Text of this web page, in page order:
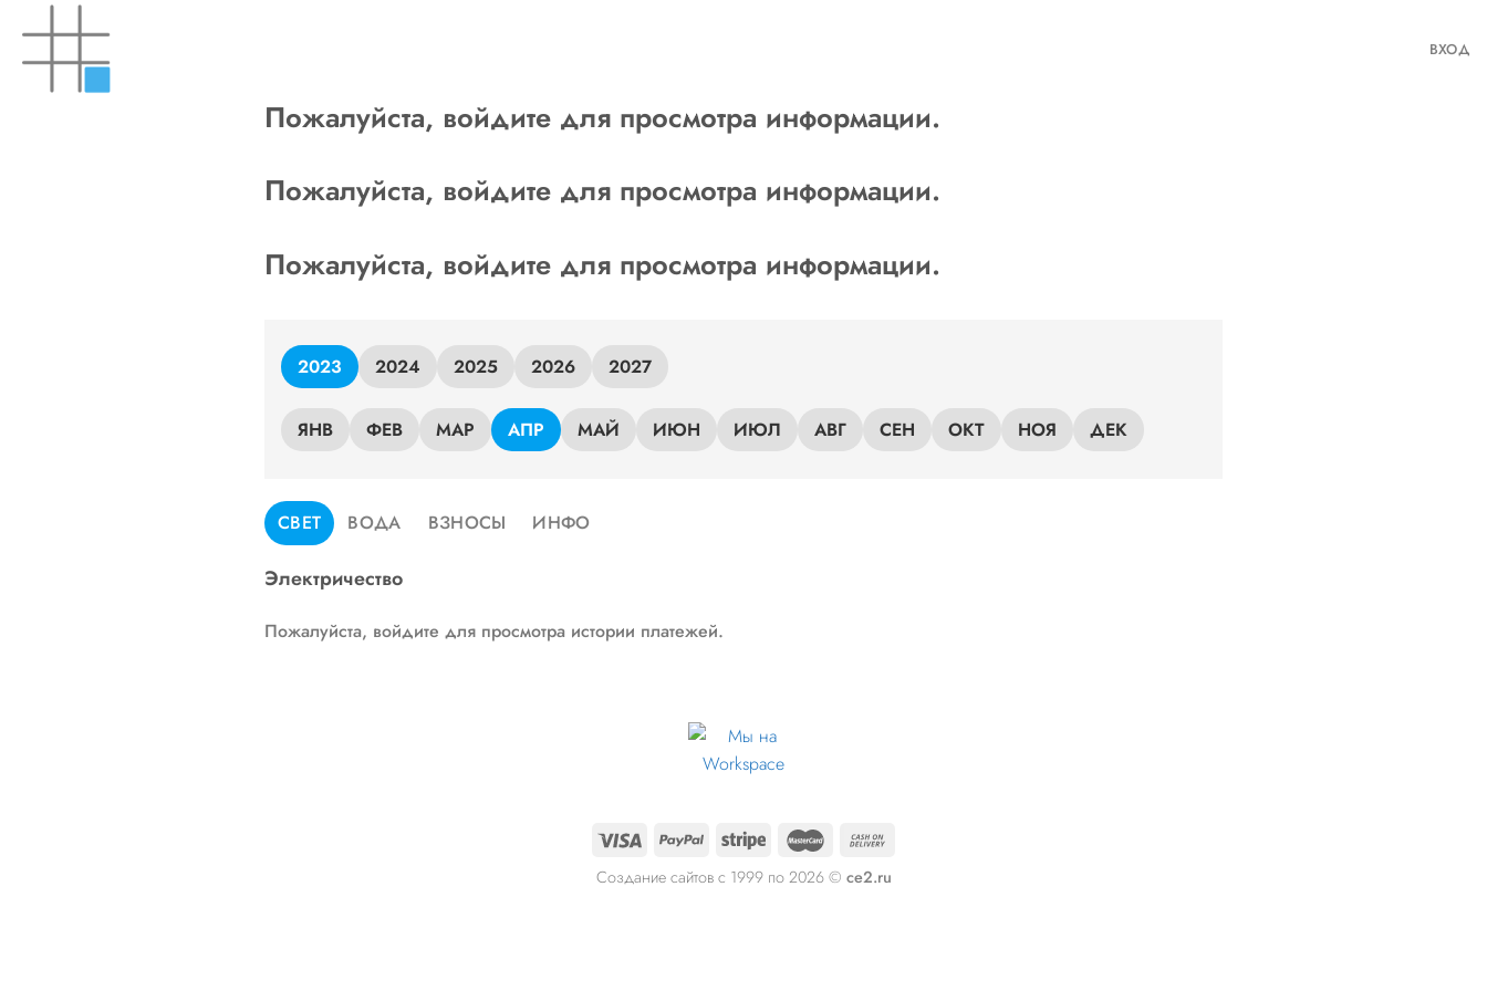
content
ВХОД
Пожалуйста, войдите для просмотра информации.
Пожалуйста, войдите для просмотра информации.
Пожалуйста, войдите для просмотра информации.
2023 2024 2025 2026 2027
ЯНВ ФЕВ МАР АПР МАЙ ИЮН ИЮЛ АВГ СЕН ОКТ НОЯ ДЕК
СВЕТ ВОДА ВЗНОСЫ ИНФО
Электричество
Пожалуйста, войдите для просмотра истории платежей.
Создание сайтов с 1999 по 2026 © ce2.ru